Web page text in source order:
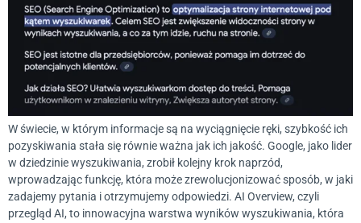
W świecie, w którym informacje są na wyciągnięcie ręki, szybkość ich
pozyskiwania stała się równie ważna jak ich jakość. Google, jako lider
w dziedzinie wyszukiwania, zrobił kolejny krok naprzód,
wprowadzając funkcję, która może zrewolucjonizować sposób, w jaki
zadajemy pytania i otrzymujemy odpowiedzi. AI Overview, czyli
przegląd AI, to innowacyjna warstwa wyników wyszukiwania, która